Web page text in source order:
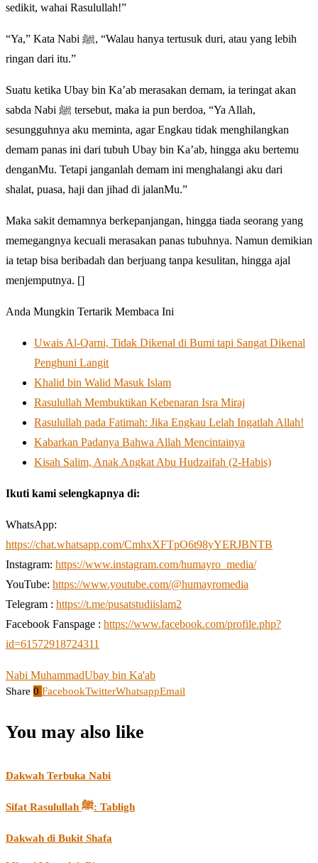
sedikit, wahai Rasulullah!”
“Ya,” Kata Nabi ﷺ, “Walau hanya tertusuk duri, atau yang lebih
ringan dari itu.”
Suatu ketika Ubay bin Ka’ab merasakan demam, ia teringat akan
sabda Nabi ﷺ tersebut, maka ia pun berdoa, “Ya Allah,
sesungguhnya aku meminta, agar Engkau tidak menghilangkan
demam panas ini dari tubuh Ubay bin Ka’ab, hingga aku bertemu
denganMu. Tetapi janganlah demam ini menghalangi aku dari
shalat, puasa, haji dan jihad di jalanMu.”
Maka sakit demamnya berkepanjangan, hingga tiada seorang yang
memegangnya kecuali merasakan panas tubuhnya. Namun demikian
ia tetap bisa beribadah dan berjuang tanpa kesulitan, hingga ajal
menjemputnya. []
Anda Mungkin Tertarik Membaca Ini
Uwais Al-Qarni, Tidak Dikenal di Bumi tapi Sangat Dikenal
Penghuni Langit
Khalid bin Walid Masuk Islam
Rasulullah Membuktikan Kebenaran Isra Miraj
Rasulullah pada Fatimah: Jika Engkau Lelah Ingatlah Allah!
Kabarkan Padanya Bahwa Allah Mencintainya
Kisah Salim, Anak Angkat Abu Hudzaifah (2-Habis)
Ikuti kami selengkapnya di:
WhatsApp:
https://chat.whatsapp.com/CmhxXFTpO6t98yYERJBNTB
Instagram: https://www.instagram.com/humayro_media/
YouTube: https://www.youtube.com/@humayromedia
Telegram : https://t.me/pusatstudiislam2
Facebook Fanspage : https://www.facebook.com/profile.php?
id=61572918724311
Nabi MuhammadUbay bin Ka'ab
Share 0 FacebookTwitterWhatsappEmail
You may also like
Dakwah Terbuka Nabi
Sifat Rasulullah ﷺ: Tabligh
Dakwah di Bukit Shafa